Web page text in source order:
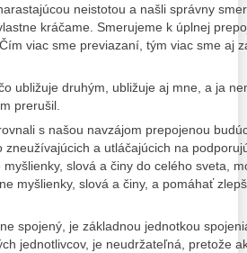
neistotou a našli správny
kráčame. Smerujeme k úplnej
viac sme previazaní, tým viac sme aj
ubližuje druhým, ubližuje aj mne, a ja
prerušil.
s našou navzájom prepojenou
zneužívajúcich a utláčajúcich na
slová a činy do celého sveta,
myšlienky, slová a činy, a pomáhať
spojený, je základnou jednotkou
jednotlivcov, je neudržateľná, pretože